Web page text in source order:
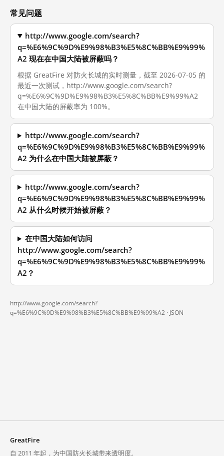
常见问题
http://www.google.com/search?
q=%E6%9C%9D%E9%98%B3%E5%8C%BB%E9%99%
A2 现在在中国大陆被屏蔽吗？
根据 GreatFire 对防火长城的实时测量，截至 2026-07-05 的
最近一次测试，http://www.google.com/search?
q=%E6%9C%9D%E9%98%B3%E5%8C%BB%E9%99%A2
在中国大陆的屏蔽率为 100%。
http://www.google.com/search?
q=%E6%9C%9D%E9%98%B3%E5%8C%BB%E9%99%
A2 为什么在中国大陆被屏蔽？
http://www.google.com/search?
q=%E6%9C%9D%E9%98%B3%E5%8C%BB%E9%99%
A2 从什么时候开始被屏蔽？
在中国大陆如何访问
http://www.google.com/search?
q=%E6%9C%9D%E9%98%B3%E5%8C%BB%E9%99%
A2？
http://www.google.com/search?
q=%E6%9C%9D%E9%98%B3%E5%8C%BB%E9%99%A2 · JSON
GreatFire
自 2011 年起，为中国防火长城带来透明度。